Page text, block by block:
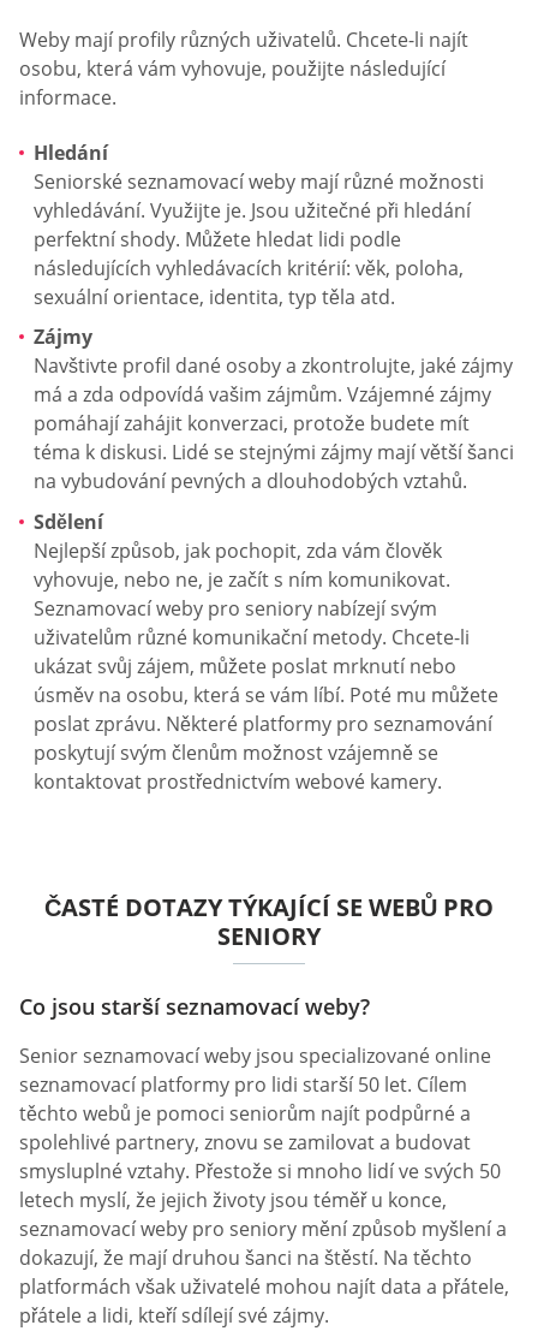
Weby mají profily různých uživatelů. Chcete-li najít
osobu, která vám vyhovuje, použijte následující
informace.
Hledání
Seniorské seznamovací weby mají různé možnosti
vyhledávání. Využijte je. Jsou užitečné při hledání
perfektní shody. Můžete hledat lidi podle
následujících vyhledávacích kritérií: věk, poloha,
sexuální orientace, identita, typ těla atd.
Zájmy
Navštivte profil dané osoby a zkontrolujte, jaké zájmy
má a zda odpovídá vašim zájmům. Vzájemné zájmy
pomáhají zahájit konverzaci, protože budete mít
téma k diskusi. Lidé se stejnými zájmy mají větší šanci
na vybudování pevných a dlouhodobých vztahů.
Sdělení
Nejlepší způsob, jak pochopit, zda vám člověk
vyhovuje, nebo ne, je začít s ním komunikovat.
Seznamovací weby pro seniory nabízejí svým
uživatelům různé komunikační metody. Chcete-li
ukázat svůj zájem, můžete poslat mrknutí nebo
úsměv na osobu, která se vám líbí. Poté mu můžete
poslat zprávu. Některé platformy pro seznamování
poskytují svým členům možnost vzájemně se
kontaktovat prostřednictvím webové kamery.
ČASTÉ DOTAZY TÝKAJÍCÍ SE WEBŮ PRO
SENIORY
Co jsou starší seznamovací weby?
Senior seznamovací weby jsou specializované online
seznamovací platformy pro lidi starší 50 let. Cílem
těchto webů je pomoci seniorům najít podpůrné a
spolehlivé partnery, znovu se zamilovat a budovat
smysluplné vztahy. Přestože si mnoho lidí ve svých 50
letech myslí, že jejich životy jsou téměř u konce,
seznamovací weby pro seniory mění způsob myšlení a
dokazují, že mají druhou šanci na štěstí. Na těchto
platformách však uživatelé mohou najít data a přátele,
přátele a lidi, kteří sdílejí své zájmy.